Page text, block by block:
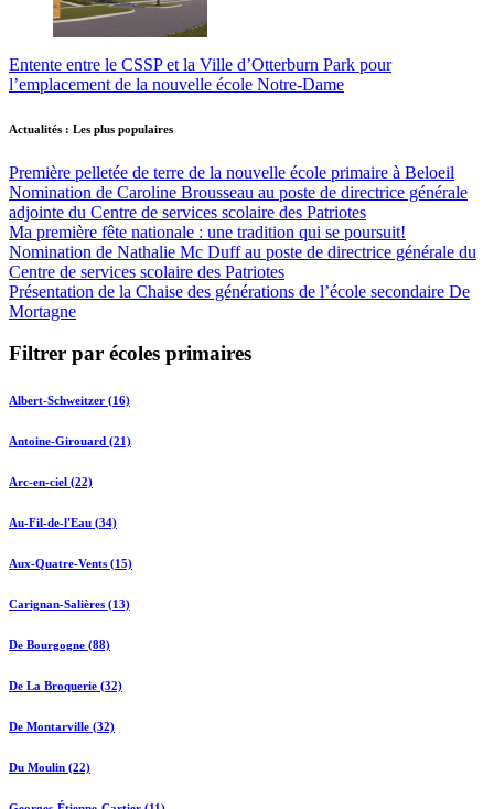
Entente entre le CSSP et la Ville d’Otterburn Park pour
l’emplacement de la nouvelle école Notre-Dame
Actualités : Les plus populaires
Première pelletée de terre de la nouvelle école primaire à Beloeil
Nomination de Caroline Brousseau au poste de directrice générale
adjointe du Centre de services scolaire des Patriotes
Ma première fête nationale : une tradition qui se poursuit!
Nomination de Nathalie Mc Duff au poste de directrice générale du
Centre de services scolaire des Patriotes
Présentation de la Chaise des générations de l’école secondaire De
Mortagne
Filtrer par écoles primaires
Albert-Schweitzer (16)
Antoine-Girouard (21)
Arc-en-ciel (22)
Au-Fil-de-l'Eau (34)
Aux-Quatre-Vents (15)
Carignan-Salières (13)
De Bourgogne (88)
De La Broquerie (32)
De Montarville (32)
Du Moulin (22)